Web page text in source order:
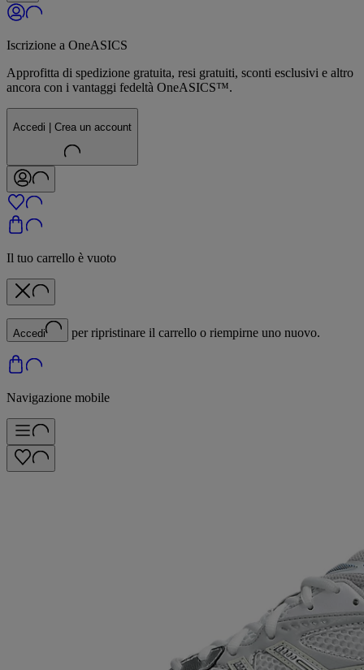
Iscrizione a OneASICS
Approfitta di spedizione gratuita, resi gratuiti, sconti esclusivi e altro
ancora con i vantaggi fedeltà OneASICS™.
Accedi | Crea un account
Il tuo carrello è vuoto
Accedi per ripristinare il carrello o riempirne uno nuovo.
Navigazione mobile